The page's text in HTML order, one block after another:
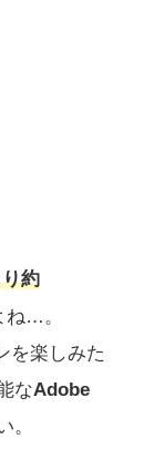
約
ね…。
を楽しみた
なAdobe
。